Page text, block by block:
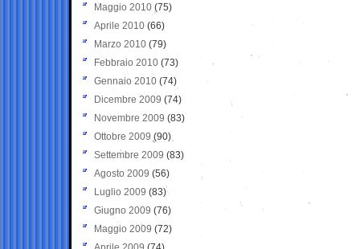
Maggio 2010 (75)
Aprile 2010 (66)
Marzo 2010 (79)
Febbraio 2010 (73)
Gennaio 2010 (74)
Dicembre 2009 (74)
Novembre 2009 (83)
Ottobre 2009 (90)
Settembre 2009 (83)
Agosto 2009 (56)
Luglio 2009 (83)
Giugno 2009 (76)
Maggio 2009 (72)